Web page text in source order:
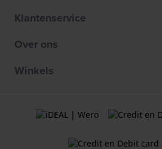
Klantenservice
Over ons
Winkels